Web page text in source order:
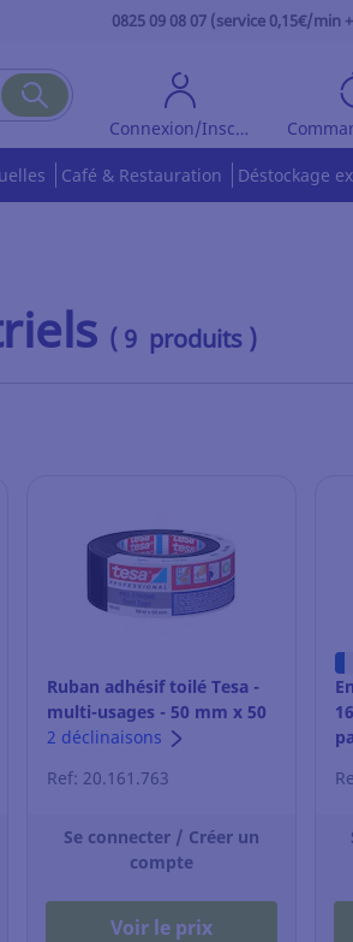
0825 09 08 07 (service 0,15€/min
Connexion/Inscription
Café & Restauration Déstockage
( 9 produits )
Ruban adhésif toilé Tesa -
multi-usages - 50 mm x 50
m - noir
2 déclinaisons
Ref: 20.161.763
Se connecter / Créer un
compte
Voir le prix